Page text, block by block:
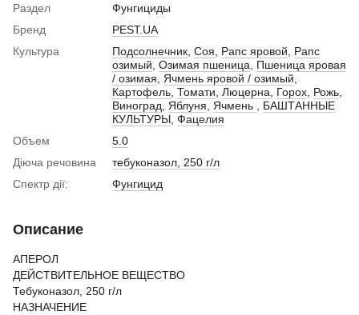
Раздел
Фунгициды
Бренд
PEST.UA
Культура
Подсолнечник Соя Рапс яровой
Рапс
озимый Озимая пшеница
Пшеница яровая
/ озимая
Ячмень яровой / озимый
Картофель Томати Люцерна Горох Рожь
Виноград
Яблуня Ячмень
БАШТАННЫЕ
КУЛЬТУРЫ Фацелия
Объем
5.0
Діюча речовина
тебуконазол, 250 г/л
Спектр дії:
Фунгицид
Описание
АПЕРОЛ
ДЕЙСТВИТЕЛЬНОЕ ВЕЩЕСТВО
Тебуконазол, 250 г/л
НАЗНАЧЕНИЕ